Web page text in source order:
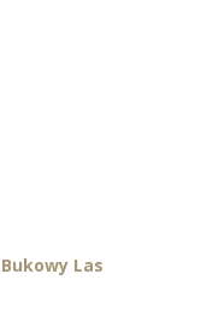
Las